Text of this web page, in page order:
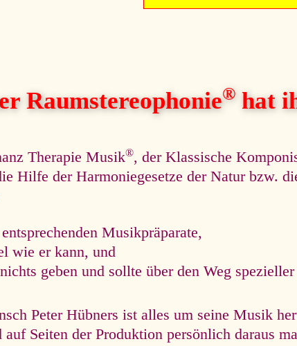
Raumstereophonie® hat
Therapie Musik®, der Klassische
Hilfe der Harmoniegesetze der Natur bzw.
Musikpräparate,
wie er kann, und
geben und sollte über den Weg
Peter Hübners ist alles um seine Musik
auf Seiten der Produktion persönlich daraus